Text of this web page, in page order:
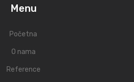
Menu
Početna
O nama
Reference